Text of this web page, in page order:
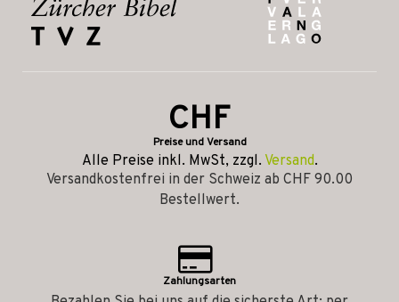
CHF
Preise und Versand
Alle Preise inkl. MwSt, zzgl. Versand.
Versandkostenfrei in der Schweiz ab CHF 90.00
Bestellwert.
Zahlungsarten